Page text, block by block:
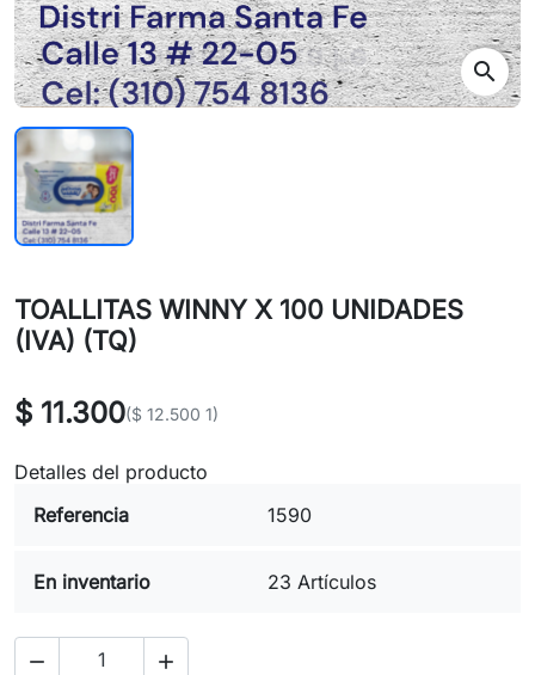
search
TOALLITAS WINNY X 100 UNIDADES
(IVA) (TQ)
$ 11.300($ 12.500 1)
Detalles del producto
Referencia
1590
En inventario 23 Artículos
 